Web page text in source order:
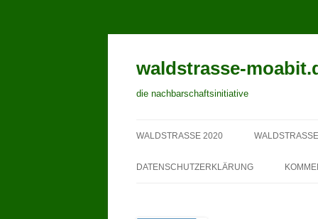
waldstrasse-
die nachbarschaftsinitiative
WALDSTRASSE 2020
DATENSCHUTZERKLÄRUNG